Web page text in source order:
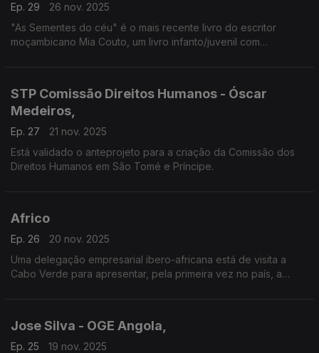
Ep. 29
26 nov. 2025
"As Sementes do céu" é o mais recente livro do escritor
moçambicano Mia Couto, um livro infanto/juvenil com
STP Comissão Direitos Humanos - Óscar
Medeiros,
Ep. 27
21 nov. 2025
Está validado o anteprojeto para a criação da Comissão dos
Direitos Humanos em São Tomé e Príncipe.
Africo
Ep. 26
20 nov. 2025
Uma delegação empresarial ibero-africana está de visita a
Cabo Verde para apresentar, pela primeira vez no país, a
Jose Silva - OGE Angola,
Ep. 25
19 nov. 2025